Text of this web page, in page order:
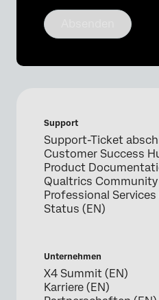
Support
Support-Ticket
Customer Success
Product
Qualtrics Community
Professional Services
Status (EN)
Unternehmen
X4 Summit (EN)
Karriere (EN)